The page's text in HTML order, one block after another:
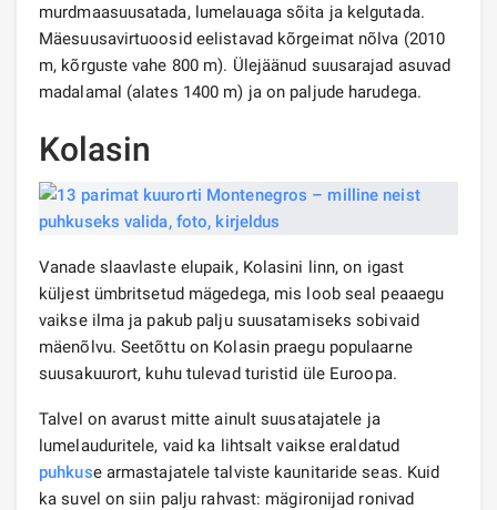
murdmaasuusatada, lumelauaga sõita ja kelgutada.
Mäesuusavirtuoosid eelistavad kõrgeimat nõlva (2010
m, kõrguste vahe 800 m). Ülejäänud suusarajad asuvad
madalamal (alates 1400 m) ja on paljude harudega.
Kolasin
Vanade slaavlaste elupaik, Kolasini linn, on igast
küljest ümbritsetud mägedega, mis loob seal peaaegu
vaikse ilma ja pakub palju suusatamiseks sobivaid
mäenõlvu. Seetõttu on Kolasin praegu populaarne
suusakuurort, kuhu tulevad turistid üle Euroopa.
Talvel on avarust mitte ainult suusatajatele ja
lumelauduritele, vaid ka lihtsalt vaikse eraldatud
puhkuse armastajatele talviste kaunitaride seas. Kuid
ka suvel on siin palju rahvast: mägironijad ronivad